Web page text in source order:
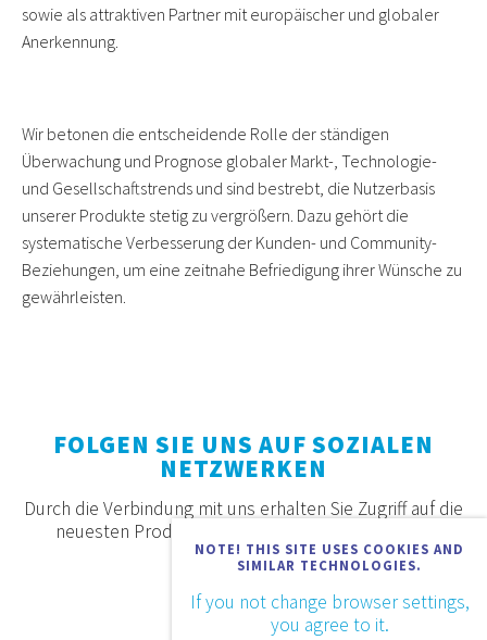
sowie als attraktiven Partner mit europäischer und globaler
Anerkennung.
Wir betonen die entscheidende Rolle der ständigen
Überwachung und Prognose globaler Markt-, Technologie-
und Gesellschaftstrends und sind bestrebt, die Nutzerbasis
unserer Produkte stetig zu vergrößern. Dazu gehört die
systematische Verbesserung der Kunden- und Community-
Beziehungen, um eine zeitnahe Befriedigung ihrer Wünsche zu
gewährleisten.
NOTE! THIS SITE USES COOKIES AND
SIMILAR TECHNOLOGIES.
If you not change browser settings,
you agree to it.
FOLGEN SIE UNS AUF SOZIALEN
NETZWERKEN
Durch die Verbindung mit uns erhalten Sie Zugriff auf die
neuesten Produkte, Angebote und Neuigkeiten.